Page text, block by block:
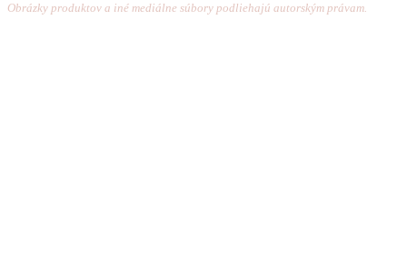
Obrázky produktov a iné mediálne súbory podliehajú autorským právam.